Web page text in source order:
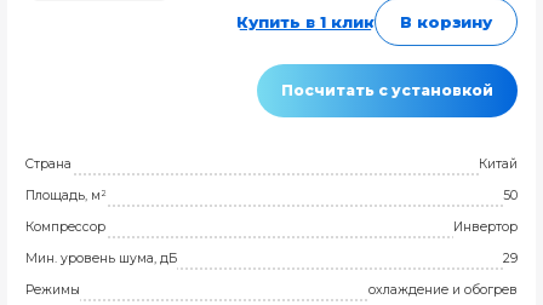
Купить в 1 клик В корзину
Посчитать с установкой
Страна
Китай
Площадь, м²
50
Компрессор
Инвертор
Мин. уровень шума, дБ
29
Режимы
охлаждение и обогрев